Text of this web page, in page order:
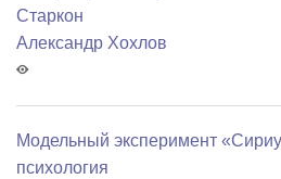
Старкон
Александр Хохлов
Модельный эксперимент
психология